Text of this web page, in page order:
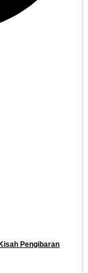
Pengibaran